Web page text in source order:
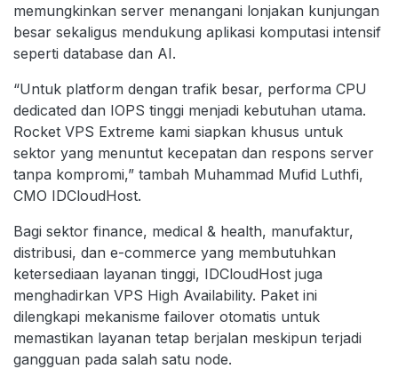
memungkinkan server menangani lonjakan kunjungan
besar sekaligus mendukung aplikasi komputasi intensif
seperti database dan AI.
“Untuk platform dengan trafik besar, performa CPU
dedicated dan IOPS tinggi menjadi kebutuhan utama.
Rocket VPS Extreme kami siapkan khusus untuk
sektor yang menuntut kecepatan dan respons server
tanpa kompromi,” tambah Muhammad Mufid Luthfi,
CMO IDCloudHost.
Bagi sektor finance, medical & health, manufaktur,
distribusi, dan e-commerce yang membutuhkan
ketersediaan layanan tinggi, IDCloudHost juga
menghadirkan VPS High Availability. Paket ini
dilengkapi mekanisme failover otomatis untuk
memastikan layanan tetap berjalan meskipun terjadi
gangguan pada salah satu node.